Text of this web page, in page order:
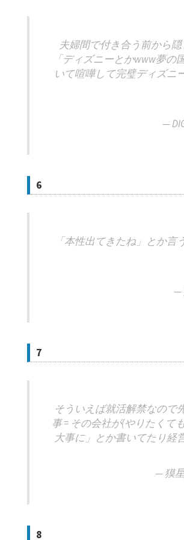
夫婦間で付き合う前から
「ディズニーとかwww夢
いて喧嘩して完璧ディズニ
—
6
「本性出てきたね」とか
—
7
そういえば就活解禁なので
事 = その会社が(やりたくて
大事に」とか書いてたり経
— 獏
8